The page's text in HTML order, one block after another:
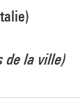
de la ville)